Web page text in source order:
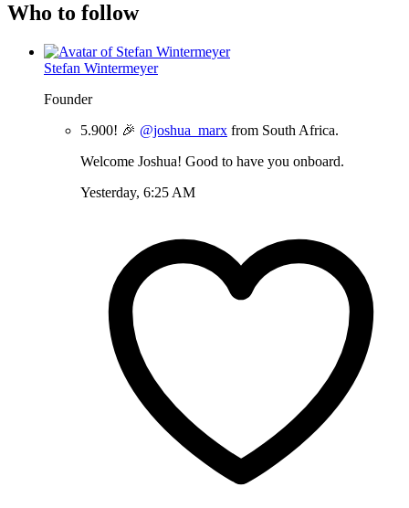
Who to follow
Stefan Wintermeyer
Founder
5.900! 🎉 @joshua_marx from South Africa.
Welcome Joshua! Good to have you onboard.
Yesterday, 6:25 AM